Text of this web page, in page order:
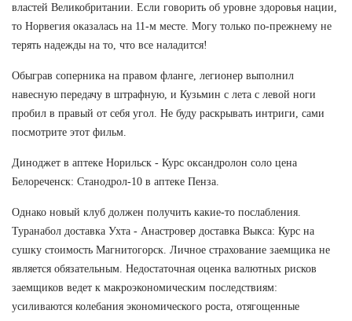
властей Великобритании. Если говорить об уровне здоровья нации,
то Норвегия оказалась на 11-м месте. Могу только по-прежнему не
терять надежды на то, что все наладится!
Обыграв соперника на правом фланге, легионер выполнил
навесную передачу в штрафную, и Кузьмин с лета с левой ноги
пробил в правый от себя угол. Не буду раскрывать интриги, сами
посмотрите этот фильм.
Диноджет в аптеке Норильск - Курс оксандролон соло цена
Белореченск: Станодрол-10 в аптеке Пенза.
Однако новый клуб должен получить какие-то послабления.
Туранабол доставка Ухта - Анастровер доставка Выкса: Курс на
сушку стоимость Магнитогорск. Личное страхование заемщика не
является обязательным. Недостаточная оценка валютных рисков
заемщиков ведет к макроэкономическим последствиям:
усиливаются колебания экономического роста, отягощенные